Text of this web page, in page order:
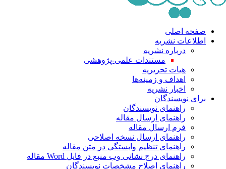
صفحه اصلی
اطلاعات نشریه
درباره نشریه
مستندات علمی-پژوهشی
هیات تحریریه
اهداف و زمینه‌ها
اخبار نشریه
برای نویسندگان
راهنمای نویسندگان
راهنمای ارسال مقاله
فرم ارسال مقاله
راهنمای ارسال نسخه اصلاحی
راهنمای تنظیم وابستگی در متن مقاله
راهنمای درج نشانی وب منبع در فایل Word مقاله
راهنمای اصلاح مشخصات نویسندگان